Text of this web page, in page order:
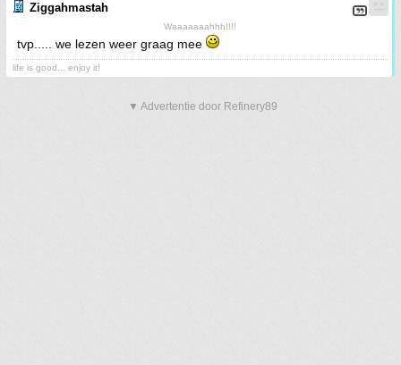
Ziggahmastah
Waaaaaaahhh!!!!
tvp..... we lezen weer graag mee
life is good... enjoy it!
▼ Advertentie door Refinery89